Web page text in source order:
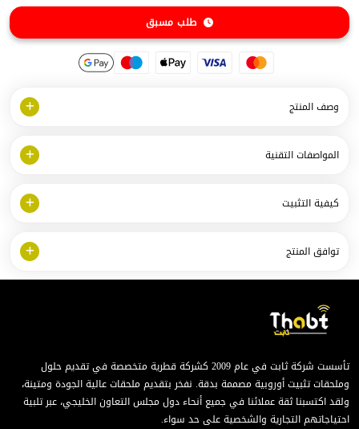
طلب مسبق
وصف المنتج
المواصفات التقنية
كيفية التثبيت
توافق المنتج
تأسست شركة ثابت في عام 2009 كشركة قطرية متخصصة في تقديم حلول
وملحقات تثبيت أوروبية مصممة بدقة. نفخر بتقديم ملحقات عالية الجودة ومتينة،
ولقد اكتسبنا ثقة عملائنا في جميع أنحاء دول مجلس التعاون الخليجي، عبر تلبية
احتياجاتهم التجارية والشخصية على حد سواء.